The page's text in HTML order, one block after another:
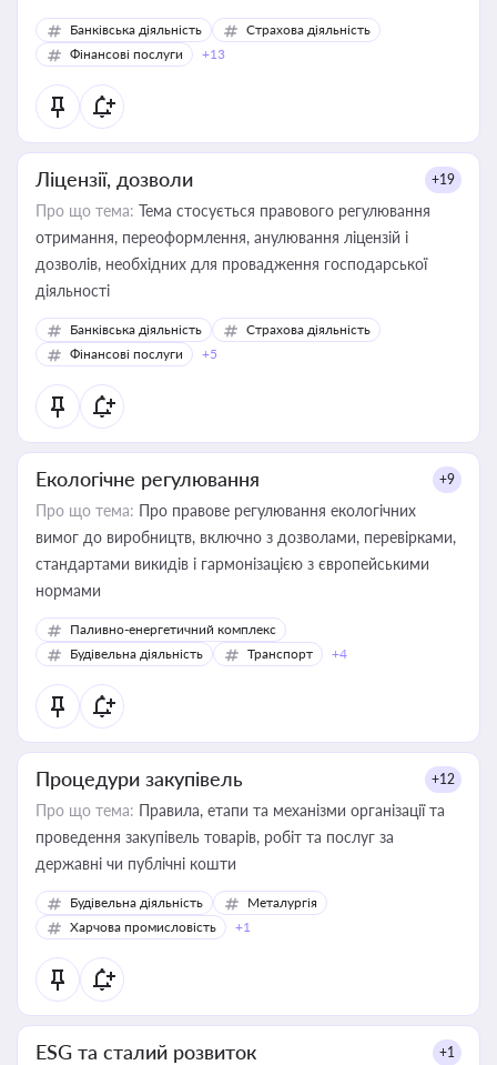
Банківська діяльність
Страхова діяльність
Фінансові послуги
+13
Ліцензії, дозволи +19
Про що тема: Тема стосується правового регулювання
отримання, переоформлення, анулювання ліцензій і
дозволів, необхідних для провадження господарської
діяльності
Банківська діяльність
Страхова діяльність
Фінансові послуги
+5
Екологічне регулювання +9
Про що тема: Про правове регулювання екологічних
вимог до виробництв, включно з дозволами, перевірками,
стандартами викидів і гармонізацією з європейськими
нормами
Паливно-енергетичний комплекс
Будівельна діяльність
Транспорт +4
Процедури закупівель +12
Про що тема: Правила, етапи та механізми організації та
проведення закупівель товарів, робіт та послуг за
державні чи публічні кошти
Будівельна діяльність
Металургія
Харчова промисловість
+1
ESG та сталий розвиток +1